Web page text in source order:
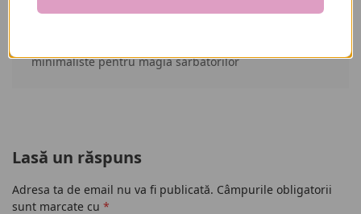
minimaliste pentru magia sărbătorilor
Lasă un răspuns
Adresa ta de email nu va fi publicată. Câmpurile obligatorii
sunt marcate cu *